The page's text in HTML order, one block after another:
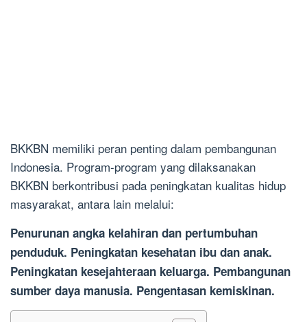
BKKBN memiliki peran penting dalam pembangunan
Indonesia. Program-program yang dilaksanakan
BKKBN berkontribusi pada peningkatan kualitas hidup
masyarakat, antara lain melalui:
Penurunan angka kelahiran dan pertumbuhan
penduduk. Peningkatan kesehatan ibu dan anak.
Peningkatan kesejahteraan keluarga. Pembangunan
sumber daya manusia. Pengentasan kemiskinan.